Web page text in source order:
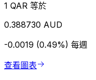
1 QAR 等於
0.388730 AUD
-0.0019 (0.49%) 每週
查看圖表